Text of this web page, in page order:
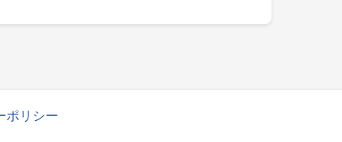
ポリシー